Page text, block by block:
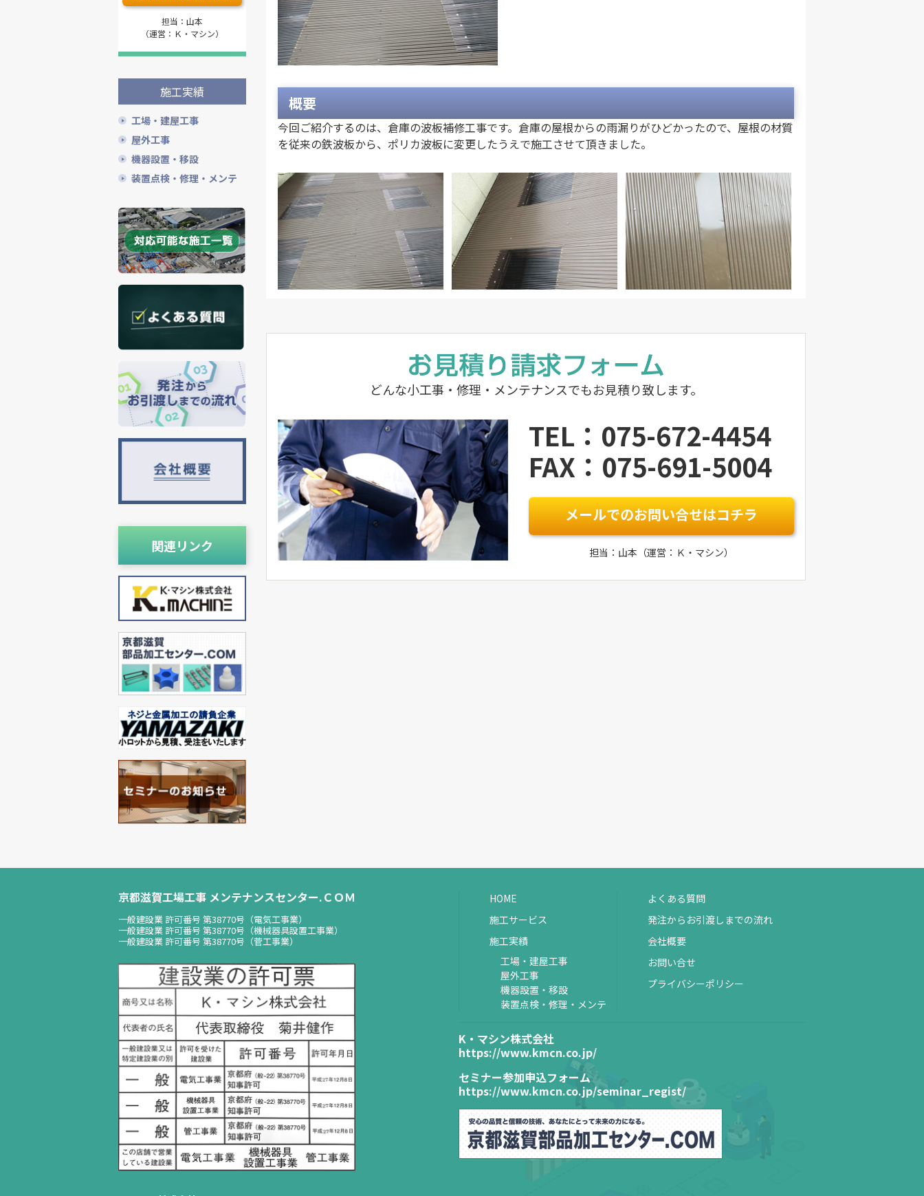
概要
今回ご紹介するのは、倉庫の波板補修工事です。倉庫の屋根からの雨漏りがひどかったので、屋根の材質
を従来の鉄波板から、ポリカ波板に変更したうえで施工させて頂きました。
どんな小工事・修理・メンテナンスでもお見積り致します。
TEL：075-672-4454
FAX：075-691-5004
メールでのお問い合せはコチラ
担当：山本（運営：Ｋ・マシン）
担当：山本
（運営：Ｋ・マシン）
施工実績
工場・建屋工事
屋外工事
機器設置・移設
装置点検・修理・メンテ
関連リンク
京都滋賀工場工事 メンテナンスセンター.ＣＯＭ
一般建設業 許可番号 第38770号（電気工事業）
一般建設業 許可番号 第38770号（機械器具設置工事業）
一般建設業 許可番号 第38770号（菅工事業）
HOME
施工サービス
施工実績
工場・建屋工事
屋外工事
機器設置・移設
装置点検・修理・メンテ
よくある質問
発注からお引渡しまでの流れ
会社概要
お問い合せ
プライバシーポリシー
K・マシン株式会社
https://www.kmcn.co.jp/
セミナー参加申込フォーム
https://www.kmcn.co.jp/seminar_regist/